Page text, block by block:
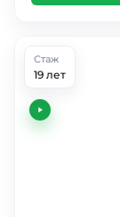
Стаж
19 лет